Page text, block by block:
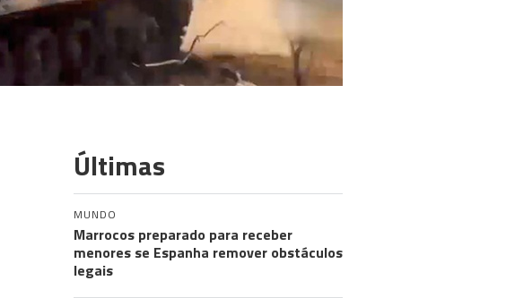
Últimas
MUNDO
Marrocos preparado para receber
menores se Espanha remover obstáculos
legais